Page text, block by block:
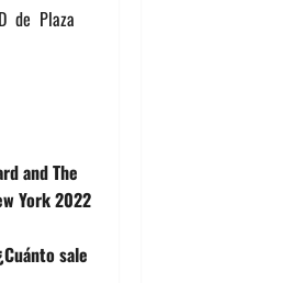
and The
York 2022
sale